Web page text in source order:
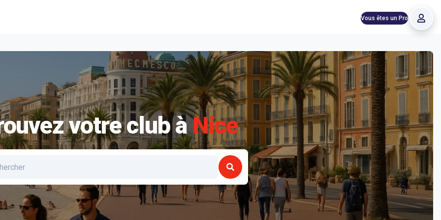
Vous êtes un Pro
votre club àNice